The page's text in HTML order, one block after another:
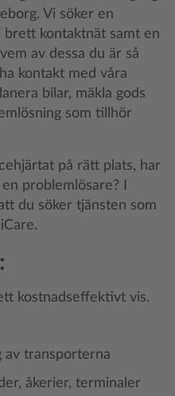
Vi söker en
kontaktnät samt en
av dessa du är så
kontakt med våra
bilar, mäkla gods
som tillhör
på rätt plats, har
problemlösare? I
du söker tjänsten som
kostnadseffektivt vis.
av transporterna
åkerier, terminaler